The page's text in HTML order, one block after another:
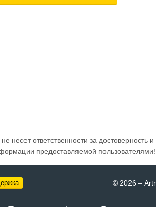
несет ответственности за достоверность и
предоставляемой пользователями!
© 2026 –